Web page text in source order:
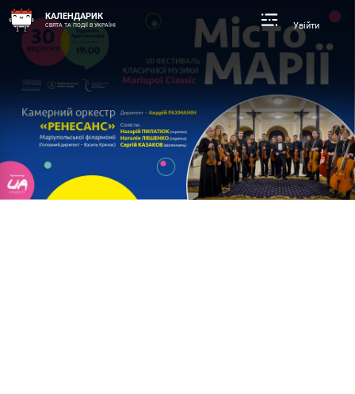
КАЛЕНДАРИК
СВЯТА ТА ПОДІЇ В УКРАЇНІ Увійти